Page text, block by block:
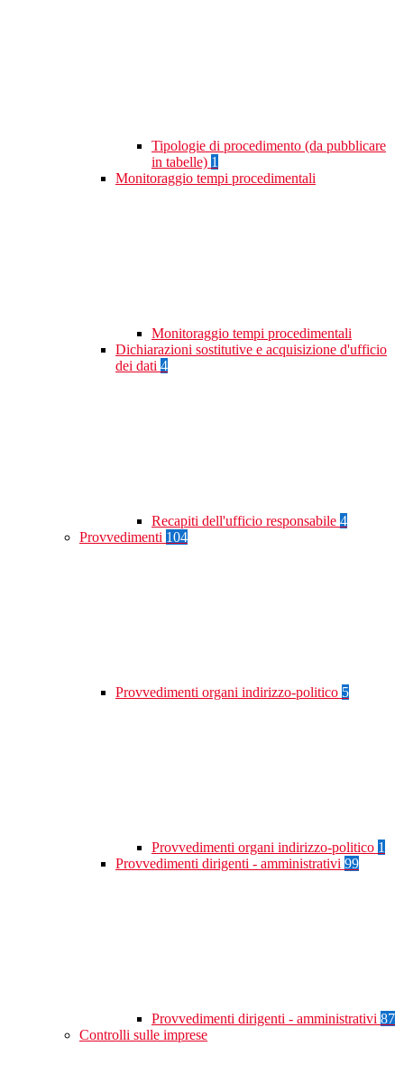
Tipologie di procedimento (da pubblicare
in tabelle) 1
Monitoraggio tempi procedimentali
Monitoraggio tempi procedimentali
Dichiarazioni sostitutive e acquisizione d'ufficio
dei dati 4
Recapiti dell'ufficio responsabile 4
Provvedimenti 104
Provvedimenti organi indirizzo-politico 5
Provvedimenti organi indirizzo-politico 1
Provvedimenti dirigenti - amministrativi 99
Provvedimenti dirigenti - amministrativi 87
Controlli sulle imprese